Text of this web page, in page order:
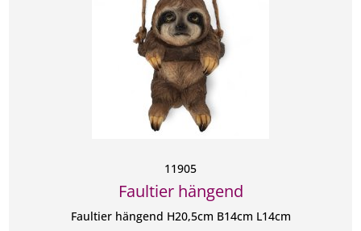
11905
Faultier hängend
Faultier hängend H20,5cm B14cm L14cm